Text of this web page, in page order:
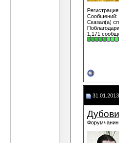
Сообщений:
Сказал(а)
1,171
Форумчанин